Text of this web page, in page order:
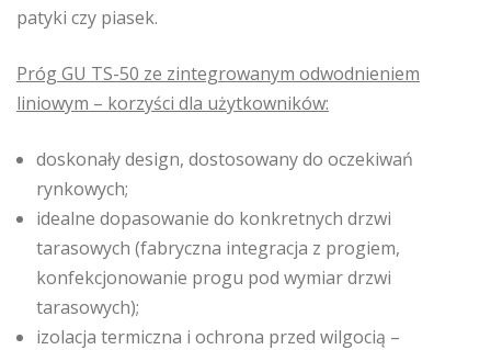
patyki czy piasek.
Próg GU TS-50 ze zintegrowanym odwodnieniem
liniowym – korzyści dla użytkowników:
doskonały design, dostosowany do oczekiwań
rynkowych;
idealne dopasowanie do konkretnych drzwi
tarasowych (fabryczna integracja z progiem,
konfekcjonowanie progu pod wymiar drzwi
tarasowych);
izolacja termiczna i ochrona przed wilgocią –